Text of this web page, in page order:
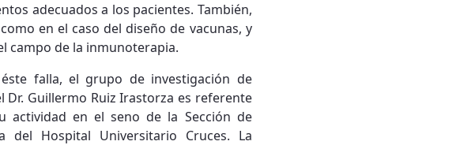
adecuados a los pacientes. También,
en el caso del diseño de vacunas, y
campo de la inmunoterapia.
falla, el grupo de investigación de
Guillermo Ruiz Irastorza es referente
actividad en el seno de la Sección de
del Hospital Universitario Cruces. La